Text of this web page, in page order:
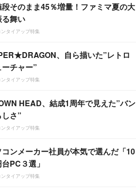
段そのまま45％増量！ファミマ夏の大
舞い
タイアップ特集
、自ら描いた”レトロ
チャー”
タイアップ特集
HEAD、結成1周年で見えた”バン
しさ”
タイアップ特集
ンメーカー社員が本気で選んだ「10
PC３選」
タイアップ特集